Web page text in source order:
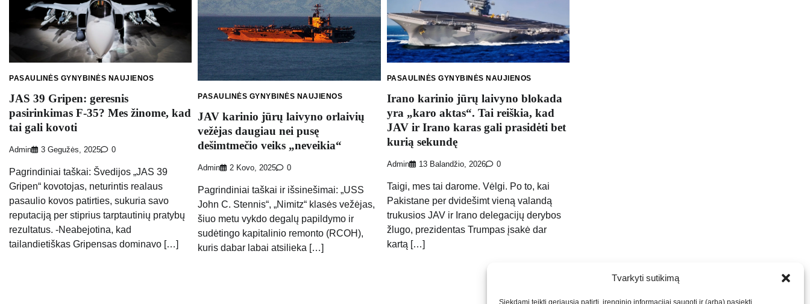
Tvarkyti sutikimą
Siekdami teikti geriausią patirtį, įrenginio informacijai saugoti ir (arba) pasiekti
PASAULINĖS GYNYBINĖS NAUJIENOS
JAS 39 Gripen: geresnis
pasirinkimas F-35? Mes žinome, kad
tai gali kovoti
Admin 3 Gegužės, 2025 0
Pagrindiniai taškai: Švedijos „JAS 39
Gripen“ kovotojas, neturintis realaus
pasaulio kovos patirties, sukuria savo
reputaciją per stiprius tarptautinių pratybų
rezultatus. -Neabejotina, kad
tailandietiškas Gripensas dominavo […]
PASAULINĖS GYNYBINĖS NAUJIENOS
JAV karinio jūrų laivyno orlaivių
vežėjas daugiau nei pusę
dešimtmečio veiks „neveikia“
Admin 2 Kovo, 2025 0
Pagrindiniai taškai ir išsinešimai: „USS
John C. Stennis“, „Nimitz“ klasės vežėjas,
šiuo metu vykdo degalų papildymo ir
sudėtingo kapitalinio remonto (RCOH),
kuris dabar labai atsilieka […]
PASAULINĖS GYNYBINĖS NAUJIENOS
Irano karinio jūrų laivyno blokada
yra „karo aktas“. Tai reiškia, kad
JAV ir Irano karas gali prasidėti bet
kurią sekundę
Admin 13 Balandžio, 2026 0
Taigi, mes tai darome. Vėlgi. Po to, kai
Pakistane per dvidešimt vieną valandą
trukusios JAV ir Irano delegacijų derybos
žlugo, prezidentas Trumpas įsakė dar
kartą […]